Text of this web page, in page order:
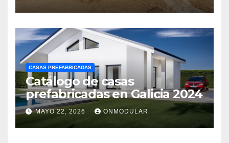
CASAS PREFABRICADAS
Catálogo de casas
prefabricadas en Galicia 2024
MAYO 22, 2026 ONMODULAR